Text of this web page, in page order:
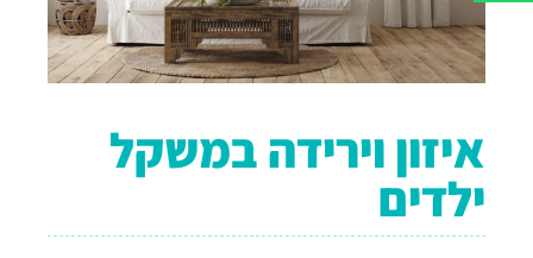
איזון וירידה במשקל
ילדים